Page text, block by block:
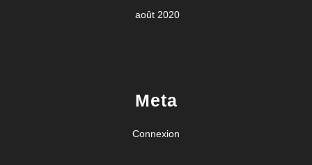
août 2020
Meta
Connexion